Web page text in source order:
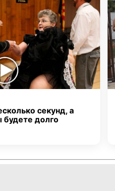
секунд, а
будете долго